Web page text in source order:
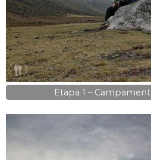
Etapa 1 –